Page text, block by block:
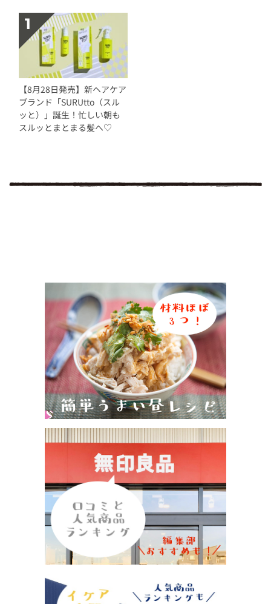
【8月28日発売】新ヘアケア
ブランド「SURUtto（スル
ッと）」誕生！忙しい朝も
スルッとまとまる髪へ♡